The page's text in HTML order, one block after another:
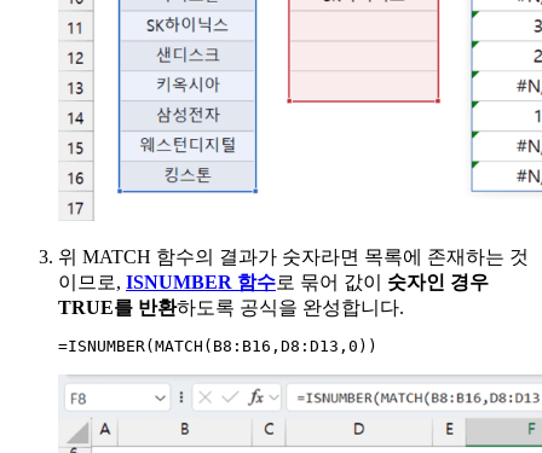
위 MATCH 함수의 결과가 숫자라면 목록에 존재하는 것
이므로, ISNUMBER 함수로 묶어 값이 숫자인 경우
TRUE를 반환하도록 공식을 완성합니다.
=ISNUMBER( MATCH ( B8:B16 , D8:D13 , 0 ) )